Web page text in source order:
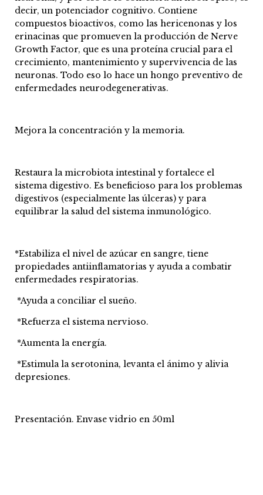
decir, un potenciador cognitivo. Contiene
compuestos bioactivos, como las hericenonas y los
erinacinas que promueven la producción de Nerve
Growth Factor, que es una proteína crucial para el
crecimiento, mantenimiento y supervivencia de las
neuronas. Todo eso lo hace un hongo preventivo de
enfermedades neurodegenerativas.
Mejora la concentración y la memoria.
Restaura la microbiota intestinal y fortalece el
sistema digestivo. Es beneficioso para los problemas
digestivos (especialmente las úlceras) y para
equilibrar la salud del sistema inmunológico.
*Estabiliza el nivel de azúcar en sangre, tiene
propiedades antiinflamatorias y ayuda a combatir
enfermedades respiratorias.
*Ayuda a conciliar el sueño.
*Refuerza el sistema nervioso.
*Aumenta la energía.
*Estimula la serotonina, levanta el ánimo y alivia
depresiones.
Presentación. Envase vidrio en 50ml